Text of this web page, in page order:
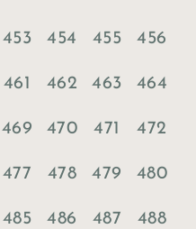
453 454 455 456
461 462 463 464
469 470 471 472
477 478 479 480
485 486 487 488